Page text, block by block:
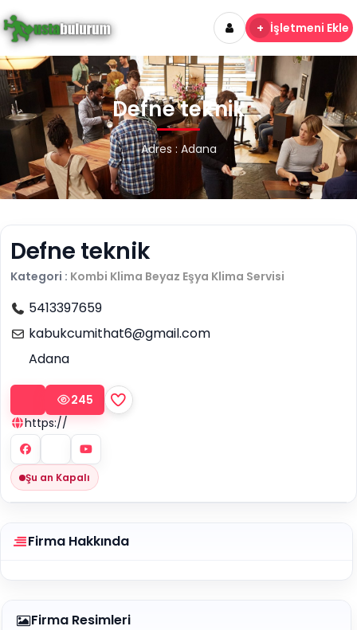
+ İşletmeni Ekle
Defne teknik
Adres : Adana
Defne teknik
Kategori : Kombi Klima Beyaz Eşya Klima Servisi
5413397659
kabukcumithat6@gmail.com
Adana
245
https://
Şu an Kapalı
Firma Hakkında
Firma Resimleri